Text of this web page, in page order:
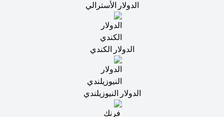
الدولار الأسترالي
الدولار الكندي
الدولار النيوزيلندي